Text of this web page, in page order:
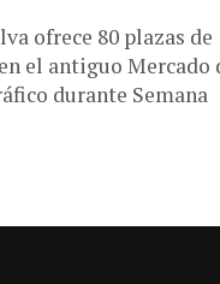
ofrece 80 plazas de
el antiguo Mercado
durante Semana